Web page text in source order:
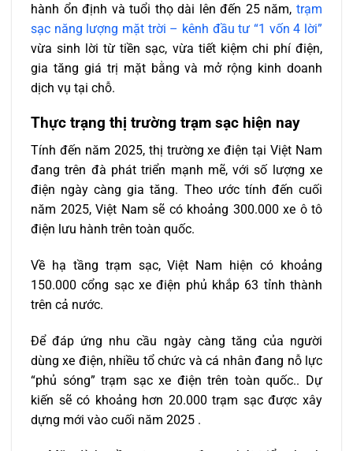
hành ổn định và tuổi thọ dài lên đến 25 năm, trạm
sạc năng lượng mặt trời – kênh đầu tư “1 vốn 4 lời”
vừa sinh lời từ tiền sạc, vừa tiết kiệm chi phí điện,
gia tăng giá trị mặt bằng và mở rộng kinh doanh
dịch vụ tại chỗ.
Thực trạng thị trường trạm sạc hiện nay
Tính đến năm 2025, thị trường xe điện tại Việt Nam
đang trên đà phát triển mạnh mẽ, với số lượng xe
điện ngày càng gia tăng. Theo ước tính đến cuối
năm 2025, Việt Nam sẽ có khoảng 300.000 xe ô tô
điện lưu hành trên toàn quốc.
Về hạ tầng trạm sạc, Việt Nam hiện có khoảng
150.000 cổng sạc xe điện phủ khắp 63 tỉnh thành
trên cả nước.
Để đáp ứng nhu cầu ngày càng tăng của người
dùng xe điện, nhiều tổ chức và cá nhân đang nỗ lực
“phủ sóng” trạm sạc xe điện trên toàn quốc.. Dự
kiến sẽ có khoảng hơn 20.000 trạm sạc được xây
dựng mới vào cuối năm 2025 .